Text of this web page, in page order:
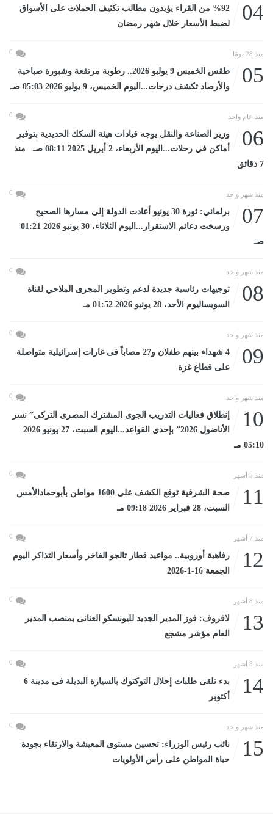
04
%92 من القراء يؤيدون مطالب تكثيف الحملات على الأسواق
لضبط الأسعار خلال شهر رمضان
منذ 28 يومًا 0
05
طقس الخميس 9 يوليو 2026.. رطوبة مرتفعة وشبورة صباحية
والأرصاد تكشف درجات...اليوم الخميس، 9 يوليو 2026 05:03 صـ
منذ عام واحد 0
06
وزير الصناعة والنقل يوجه قيادات هيئة السكك الحديدية بتوفير
أماكن في رحلات...اليوم الأربعاء، 2 أبريل 2025 08:11 صـ منذ
7 دقائق
منذ شهر واحد 0
07
برلماني: ثورة 30 يونيو أعادت الدولة إلى مسارها الصحيح
ورسخت دعائم الاستقرار...اليوم الثلاثاء، 30 يونيو 2026 01:21
صـ
منذ شهر واحد 0
08
توجيهات رئاسية جديدة لدعم وتطوير المجرى الملاحي لقناة
السويساليوم الأحد، 28 يونيو 2026 01:52 مـ
منذ شهر واحد 0
09
4 شهداء بينهم طفلان و27 مصاباً فى غارات إسرائيلية متواصلة
على قطاع غزة
منذ شهر واحد 0
10
إنطلاق فعاليات التدريب الجوى المشترك المصرى التركى” نسر
الأناضول 2026” بإحدي القواعد...اليوم السبت، 27 يونيو 2026
05:10 مـ
منذ 5 أشهر 0
11
صحة الشرقية توقع الكشف على 1600 مواطن بأبوحمادالأمس
السبت، 28 فبراير 2026 09:18 مـ
منذ 7 أشهر 0
12
رفاهية أوروبية.. مواعيد قطار تالجو الفاخر وأسعار التذاكر اليوم
الجمعة 16-1-2026
منذ 8 أشهر 0
13
لافروف: فوز المدير الجديد لليونسكو العنانى بمنصب المدير
العام مؤشر مشجع
منذ 8 أشهر 0
14
بدء تلقى طلبات إحلال التوكتوك بالسيارة البديلة فى مدينة 6
أكتوبر
منذ شهر واحد 0
15
نائب رئيس الوزراء: تحسين مستوى المعيشة والارتقاء بجودة
حياة المواطن على رأس الأولويات